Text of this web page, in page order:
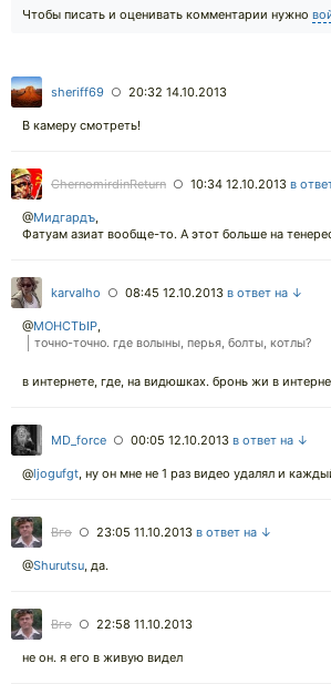
Чтобы писать и оценивать комментарии нужно
sheriff69 ○ 20:32 14.10.2013
В камеру смотреть!
ChernomirdinReturn ○ 10:34 12.10.2013 в
@Мидгардъ,
Фатуам азиат вообще-то. А этот больше на
karvalho ○ 08:45 12.10.2013 в ответ на ↓
@MOHCTbIP,
точно-точно. где волыны, перья, болты, котлы?
в интернете, где, на видюшках. бронь жи в
MD_force ○ 00:05 12.10.2013 в ответ на ↓
@ljogufgt, ну он мне не 1 раз видео удалял и
Вго ○ 23:05 11.10.2013 в ответ на ↓
@Shurutsu, да.
Вго ○ 22:58 11.10.2013
не он. я его в живую видел